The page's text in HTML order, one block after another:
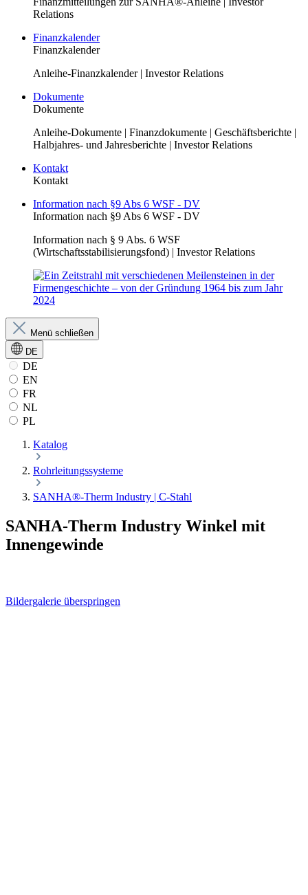
Relations
Finanzkalender
Finanzkalender
Anleihe-Finanzkalender | Investor Relations
Dokumente
Dokumente
Anleihe-Dokumente | Finanzdokumente | Geschäftsberichte |
Halbjahres- und Jahresberichte | Investor Relations
Kontakt
Kontakt
Information nach §9 Abs 6 WSF - DV
Information nach §9 Abs 6 WSF - DV
Information nach § 9 Abs. 6 WSF
(Wirtschaftsstabilisierungsfond) | Investor Relations
Menü schließen
DE
DE
EN
FR
NL
PL
Katalog
Rohrleitungssysteme
SANHA®-Therm Industry | C-Stahl
SANHA-Therm Industry Winkel mit
Innengewinde
Bildergalerie überspringen